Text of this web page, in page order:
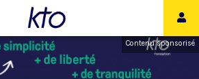
Contenu sponsorisé